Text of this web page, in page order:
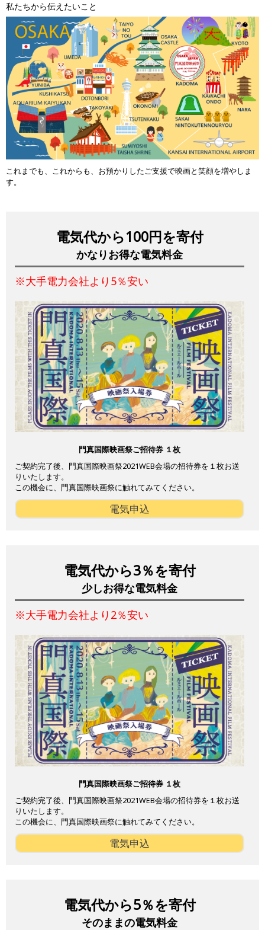
私たちから伝えたいこと
これまでも、これからも、お預かりしたご支援で映画と笑顔を増やしま
す。
電気代から100円を寄付
かなりお得な電気料金
※大手電力会社より5％安い
門真国際映画祭ご招待券 １枚
ご契約完了後、門真国際映画祭2021WEB会場の招待券を１枚お送
りいたします。
この機会に、門真国際映画祭に触れてみてください。
電気申込
電気代から3％を寄付
少しお得な電気料金
※大手電力会社より2％安い
門真国際映画祭ご招待券 １枚
ご契約完了後、門真国際映画祭2021WEB会場の招待券を１枚お送
りいたします。
この機会に、門真国際映画祭に触れてみてください。
電気申込
電気代から5％を寄付
そのままの電気料金